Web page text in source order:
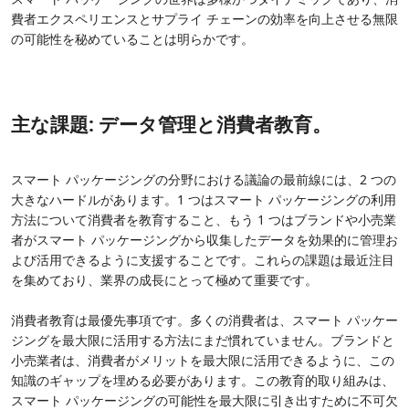
費者エクスペリエンスとサプライ チェーンの効率を向上させる無限
の可能性を秘めていることは明らかです。
主な課題: データ管理と消費者教育。
スマート パッケージングの分野における議論の最前線には、2 つの
大きなハードルがあります。1 つはスマート パッケージングの利用
方法について消費者を教育すること、もう 1 つはブランドや小売業
者がスマート パッケージングから収集したデータを効果的に管理お
よび活用できるように支援することです。これらの課題は最近注目
を集めており、業界の成長にとって極めて重要です。
消費者教育は最優先事項です。多くの消費者は、スマート パッケー
ジングを最大限に活用する方法にまだ慣れていません。ブランドと
小売業者は、消費者がメリットを最大限に活用できるように、この
知識のギャップを埋める必要があります。この教育的取り組みは、
スマート パッケージングの可能性を最大限に引き出すために不可欠